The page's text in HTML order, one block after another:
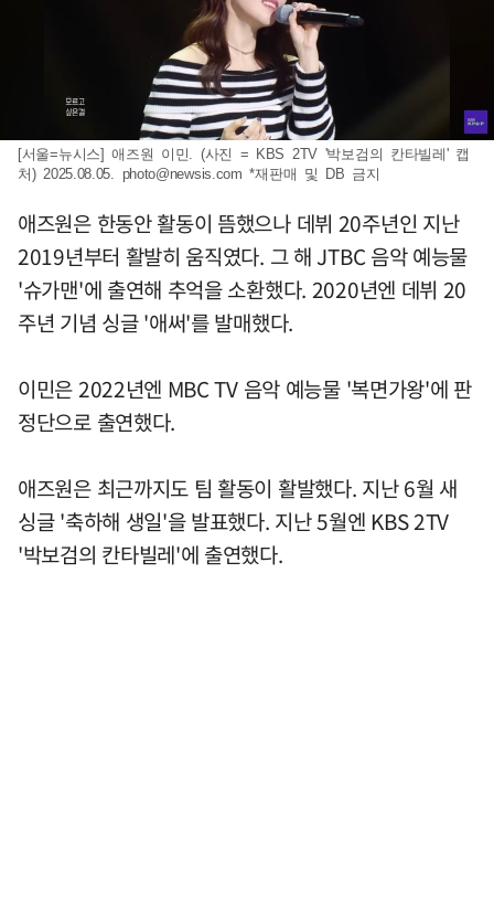
[서울=뉴시스] 애즈원 이민. (사진 = KBS 2TV '박보검의 칸타빌레' 캡
처) 2025.08.05. photo@newsis.com *재판매 및 DB 금지
애즈원은 한동안 활동이 뜸했으나 데뷔 20주년인 지난
2019년부터 활발히 움직였다. 그 해 JTBC 음악 예능물
'슈가맨'에 출연해 추억을 소환했다. 2020년엔 데뷔 20
주년 기념 싱글 '애써'를 발매했다.
이민은 2022년엔 MBC TV 음악 예능물 '복면가왕'에 판
정단으로 출연했다.
애즈원은 최근까지도 팀 활동이 활발했다. 지난 6월 새
싱글 '축하해 생일'을 발표했다. 지난 5월엔 KBS 2TV
'박보검의 칸타빌레'에 출연했다.